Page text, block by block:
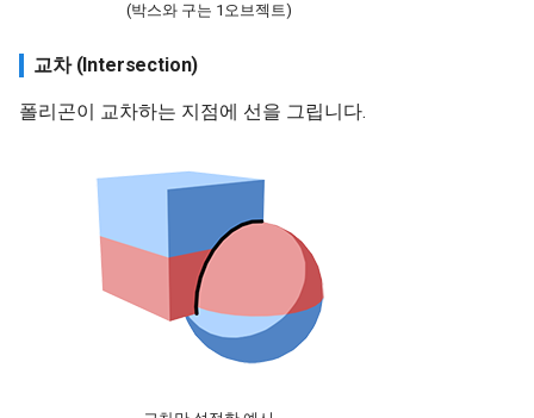
(박스와 구는 1오브젝트)
교차 (Intersection)
폴리곤이 교차하는 지점에 선을 그립니다.